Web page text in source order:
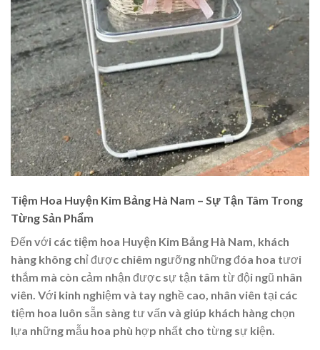
Tiệm Hoa Huyện Kim Bảng Hà Nam – Sự Tận Tâm Trong
Từng Sản Phẩm
Đến với các tiệm hoa Huyện Kim Bảng Hà Nam, khách
hàng không chỉ được chiêm ngưỡng những đóa hoa tươi
thắm mà còn cảm nhận được sự tận tâm từ đội ngũ nhân
viên. Với kinh nghiệm và tay nghề cao, nhân viên tại các
tiệm hoa luôn sẵn sàng tư vấn và giúp khách hàng chọn
lựa những mẫu hoa phù hợp nhất cho từng sự kiện.